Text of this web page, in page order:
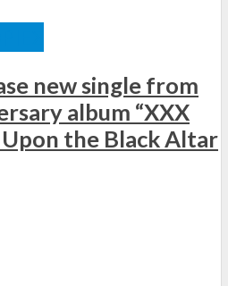
new single from
album “XXX
the Black Altar